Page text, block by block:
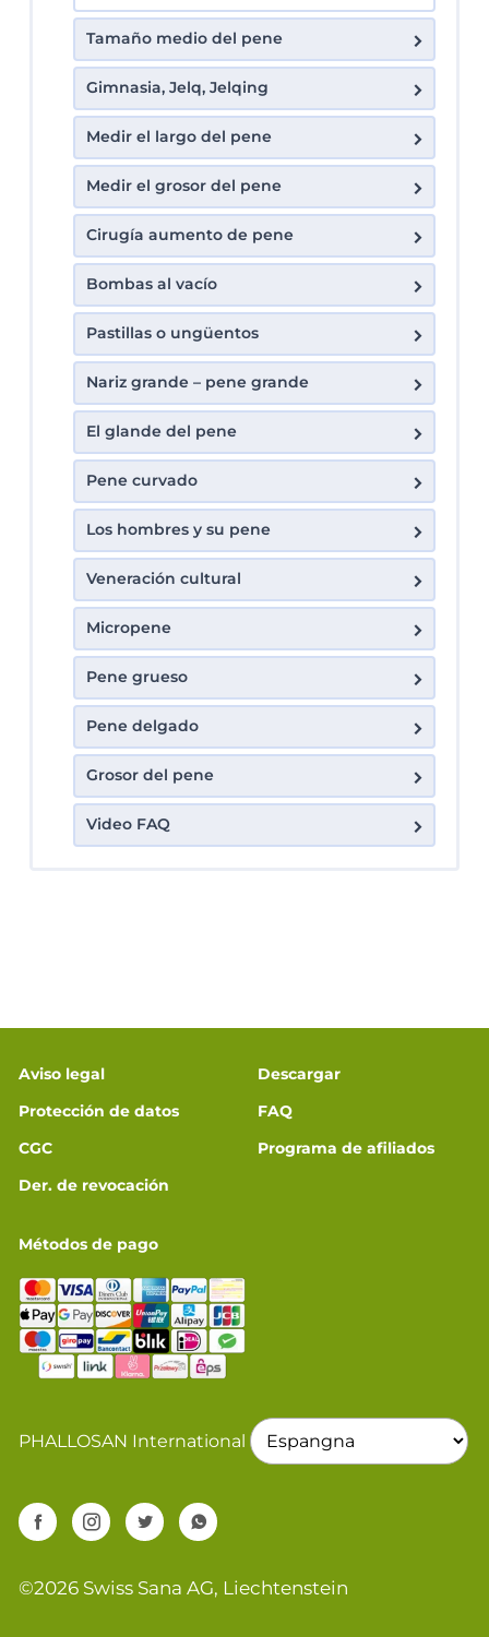
Tamaño medio del pene
Gimnasia, Jelq, Jelqing
Medir el largo del pene
Medir el grosor del pene
Cirugía aumento de pene
Bombas al vacío
Pastillas o ungüentos
Nariz grande – pene grande
El glande del pene
Pene curvado
Los hombres y su pene
Veneración cultural
Micropene
Pene grueso
Pene delgado
Grosor del pene
Video FAQ
Aviso legal
Protección de datos
CGC
Der. de revocación
Descargar
FAQ
Programa de afiliados
Métodos de pago
PHALLOSAN International
©2026 Swiss Sana AG, Liechtenstein